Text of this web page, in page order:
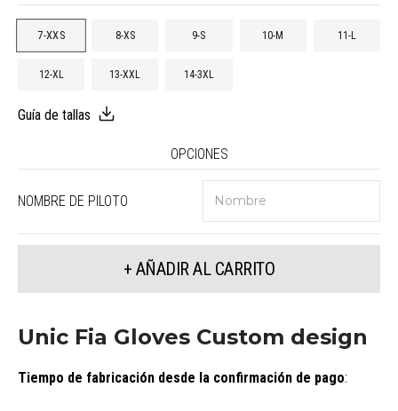
7-XXS 8-XS 9-S 10-M 11-L
12-XL 13-XXL 14-3XL
Guía de tallas
OPCIONES
NOMBRE DE PILOTO
+ AÑADIR AL CARRITO
Unic Fia Gloves Custom design
Tiempo de fabricación desde la confirmación de pago: